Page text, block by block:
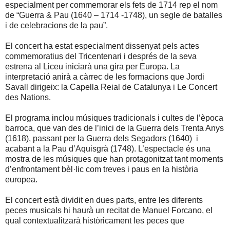
especialment per commemorar els fets de 1714 rep el nom
de “Guerra & Pau (1640 – 1714 -1748), un segle de batalles
i de celebracions de la pau”.
El concert ha estat especialment dissenyat pels actes
commemoratius del Tricentenari i després de la seva
estrena al Liceu iniciarà una gira per Europa. La
interpretació anirà a càrrec de les formacions que Jordi
Savall dirigeix: la Capella Reial de Catalunya i Le Concert
des Nations.
El programa inclou músiques tradicionals i cultes de l’època
barroca, que van des de l’inici de la Guerra dels Trenta Anys
(1618), passant per la Guerra dels Segadors (1640) i
acabant a la Pau d’Aquisgrà (1748). L’espectacle és una
mostra de les músiques que han protagonitzat tant moments
d’enfrontament bèl·lic com treves i paus en la història
europea.
El concert està dividit en dues parts, entre les diferents
peces musicals hi haurà un recitat de Manuel Forcano, el
qual contextualitzarà històricament les peces que